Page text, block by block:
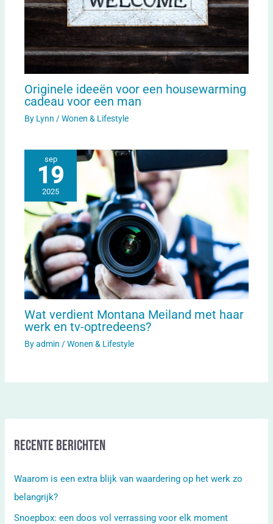
Originele ideeën voor een housewarming
cadeau voor een man
By Lynn /Wonen & Lifestyle
sep
19
2025
Wat verdient Montana Meiland met haar
werk en tv-optredeens?
Byadmin /Wonen & Lifestyle
Recente berichten
Waarom is een extra blijk van waardering op het werk zo
belangrijk?
Snoepbox: een doos vol verrassing voor elk moment